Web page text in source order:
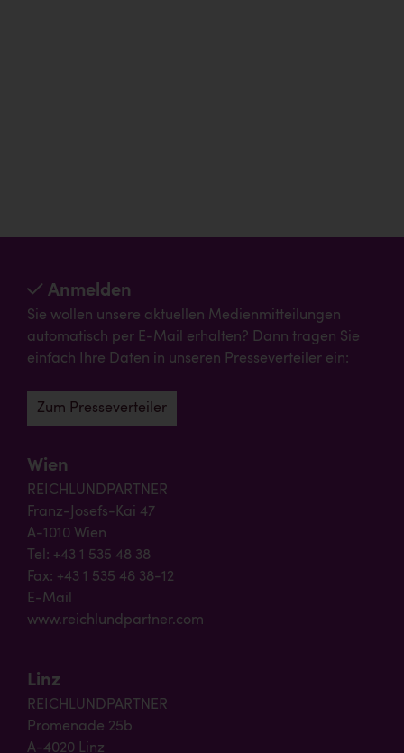
Anmelden
Sie wollen unsere aktuellen Medienmitteilungen
automatisch per E-Mail erhalten? Dann tragen Sie
einfach Ihre Daten in unseren Presseverteiler ein:
Zum Presseverteiler
Wien
REICHLUNDPARTNER
Franz-Josefs-Kai 47
A-1010 Wien
Tel: +43 1 535 48 38
Fax: +43 1 535 48 38-12
E-Mail
www.reichlundpartner.com
Linz
REICHLUNDPARTNER
Promenade 25b
A-4020 Linz